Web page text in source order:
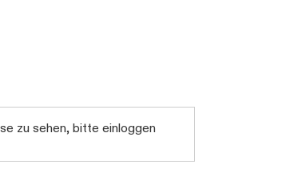
zu sehen, bitte einloggen